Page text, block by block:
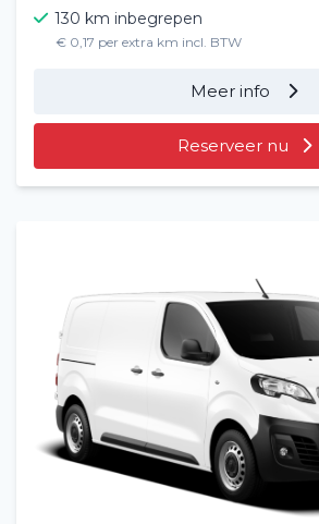
130 km inbegrepen
€ 0,17 per extra km incl. BTW
Meer info
Reserveer nu